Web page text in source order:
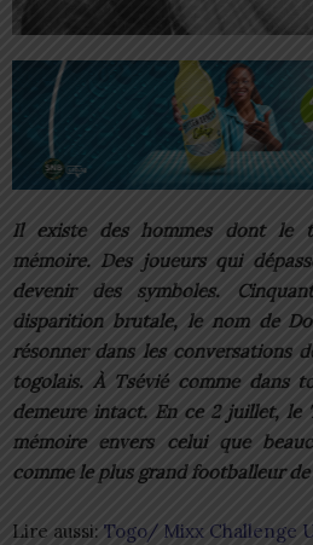
Il existe des hommes dont le
mémoire. Des joueurs qui
devenir des symboles.
disparition brutale, le nom de
résonner dans les conversations
togolais. À Tsévié comme dans
demeure intact. En ce 2 juillet, le
mémoire envers celui que
comme le plus grand footballeur
Lire aussi: Togo/ Mixx Challenge